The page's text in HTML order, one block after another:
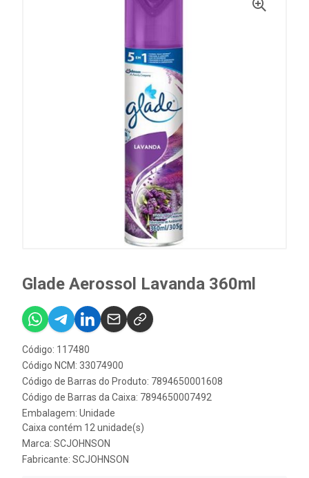
Glade Aerossol Lavanda 360ml
Código: 117480
Código NCM: 33074900
Código de Barras do Produto: 7894650001608
Código de Barras da Caixa: 7894650007492
Embalagem: Unidade
Caixa contém 12 unidade(s)
Marca: SCJOHNSON
Fabricante: SCJOHNSON